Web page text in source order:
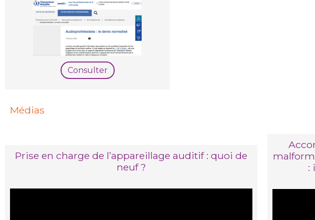
Consulter
Médias
Prise en charge de l’appareillage auditif : quoi de
neuf ?
: